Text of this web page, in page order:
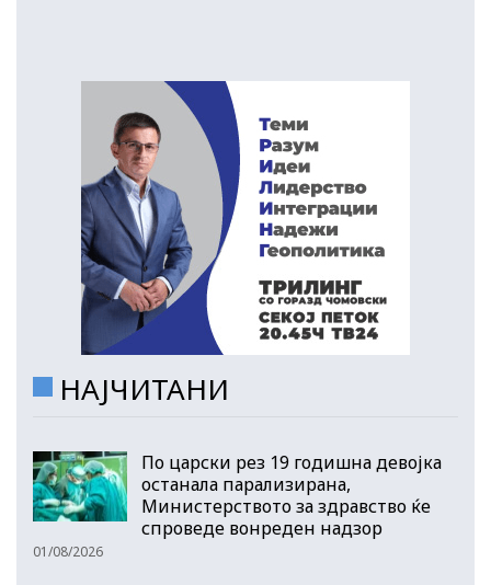
НАЈЧИТАНИ
По царски рез 19 годишна девојка
останала парализирана,
Министерството за здравство ќе
спроведе вонреден надзор
01/08/2026